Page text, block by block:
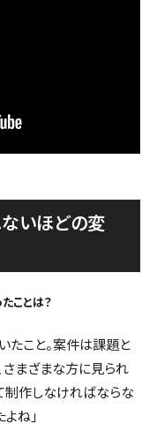
いほどの変
ことは？
たこと。案件は課題と
さまざまな方に見られ
制作しなければならな
ね」